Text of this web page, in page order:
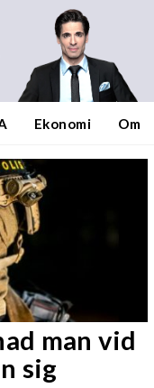
Ekonomi Om
man vid
sig